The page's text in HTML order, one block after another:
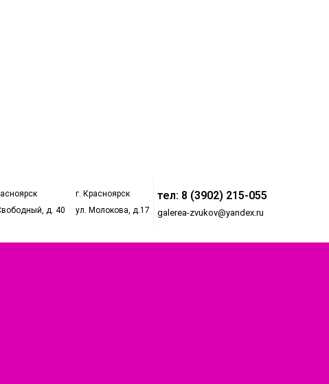
д. 40
г. Красноярск
ул. Молокова, д.17
тел: 8 (3902) 215-055
galerea-zvukov@yandex.ru